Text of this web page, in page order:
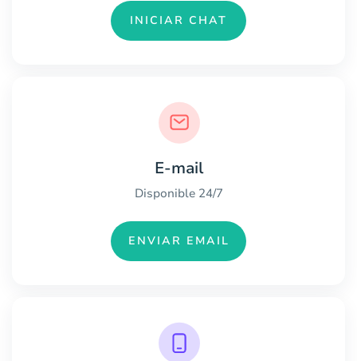
INICIAR CHAT
E-mail
Disponible 24/7
ENVIAR EMAIL